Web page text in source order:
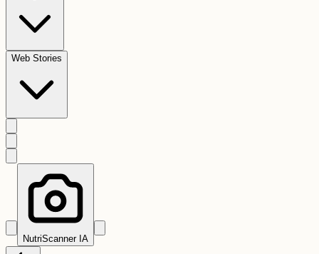
Web Stories
NutriScanner IA